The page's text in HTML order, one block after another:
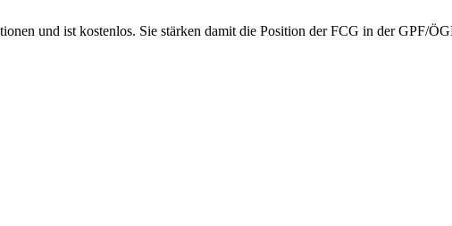
und ist kostenlos. Sie stärken damit die Position der FCG in der GPF/